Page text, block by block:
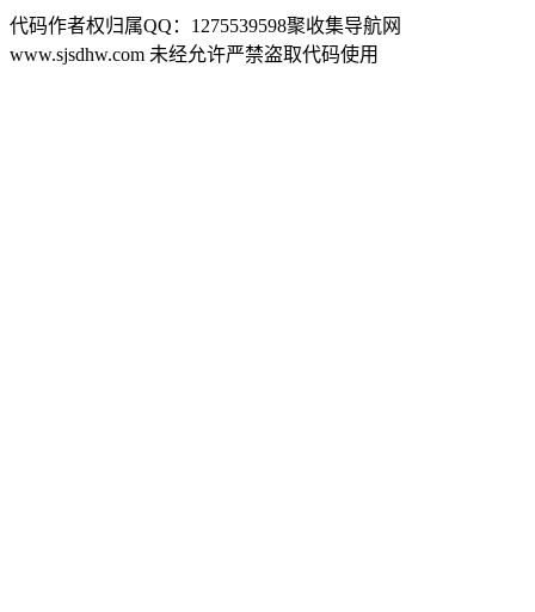
代码作者权归属QQ：1275539598聚收集导航网
www.sjsdhw.com 未经允许严禁盗取代码使用